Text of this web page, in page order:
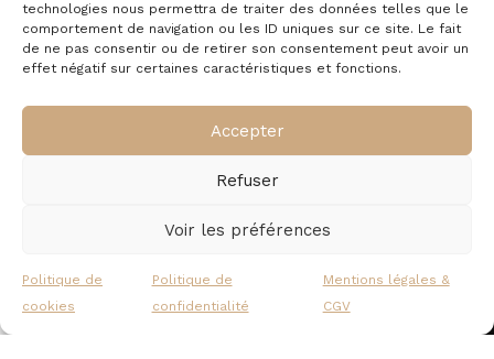
technologies nous permettra de traiter des données telles que le
comportement de navigation ou les ID uniques sur ce site. Le fait
de ne pas consentir ou de retirer son consentement peut avoir un
effet négatif sur certaines caractéristiques et fonctions.
Accepter
Refuser
Voir les préférences
Politique de
cookies
Politique de
confidentialité
Mentions légales &
CGV
Mentions légales
Commande
Livraison &
retour
remboursement
Suivre une